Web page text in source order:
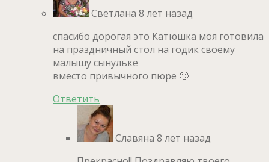
Светлана 8 лет назад
спасибо дорогая это Катюшка моя готовила
на праздничный стол на годик своему
малышу сынульке
вместо привычного пюре 🙂
Ответить
Славяна 8 лет назад